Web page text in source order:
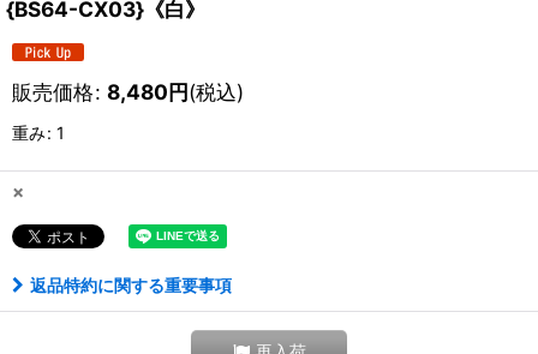
{BS64-CX03}《白》
販売価格: 8,480円(税込)
重み: 1
×
返品特約に関する重要事項